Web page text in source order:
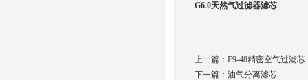
G6.0天然气过滤器滤芯
上一篇： E9-48精密空气过滤芯
下一篇： 油气分离滤芯